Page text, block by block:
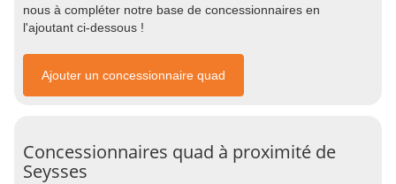
nous à compléter notre base de concessionnaires en
l'ajoutant ci-dessous !
Ajouter un concessionnaire quad
Concessionnaires quad à proximité de
Seysses